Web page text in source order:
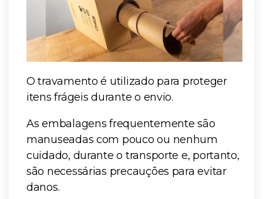
O travamento é utilizado para proteger
itens frágeis durante o envio.
As embalagens frequentemente são
manuseadas com pouco ou nenhum
cuidado, durante o transporte e, portanto,
são necessárias precauções para evitar
danos.